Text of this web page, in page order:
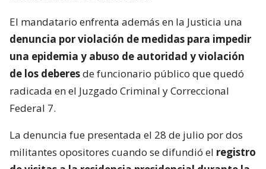
El mandatario enfrenta además en la Justicia una
denuncia por violación de medidas para impedir
una epidemia y abuso de autoridad y violación
de los deberesde funcionario público que quedó
radicada en el Juzgado Criminal y Correccional
Federal 7.
La denuncia fue presentada el 28 de julio por dos
militantes opositores cuando se difundió el registro